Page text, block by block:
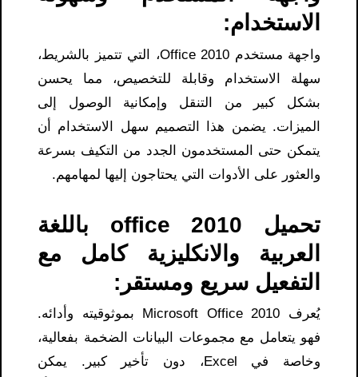
الاستخدام:
واجهة مستخدم Office 2010، التي تتميز بالشريط،
سهلة الاستخدام وقابلة للتخصيص، مما يحسن
بشكل كبير من التنقل وإمكانية الوصول إلى
الميزات. يضمن هذا التصميم سهل الاستخدام أن
يتمكن حتى المستخدمون الجدد من التكيف بسرعة
والعثور على الأدوات التي يحتاجون إليها لمهامهم.
تحميل office 2010 باللغة
العربية والانكليزية كامل مع
التفعيل سريع ومستقر:
يُعرف Microsoft Office 2010 بموثوقيته وأدائه.
فهو يتعامل مع مجموعات البيانات الضخمة بفعالية،
وخاصة في Excel، دون تأخير كبير. يمكن